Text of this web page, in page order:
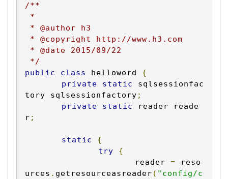
/**
*/
public
class helloword {
private
static
sqlsessionfac
tory sqlsessionfactory ;
private
static
reader reade
r ;
static
{
try
{
			reader
= reso
urces . getresourceasreader ( "config/c